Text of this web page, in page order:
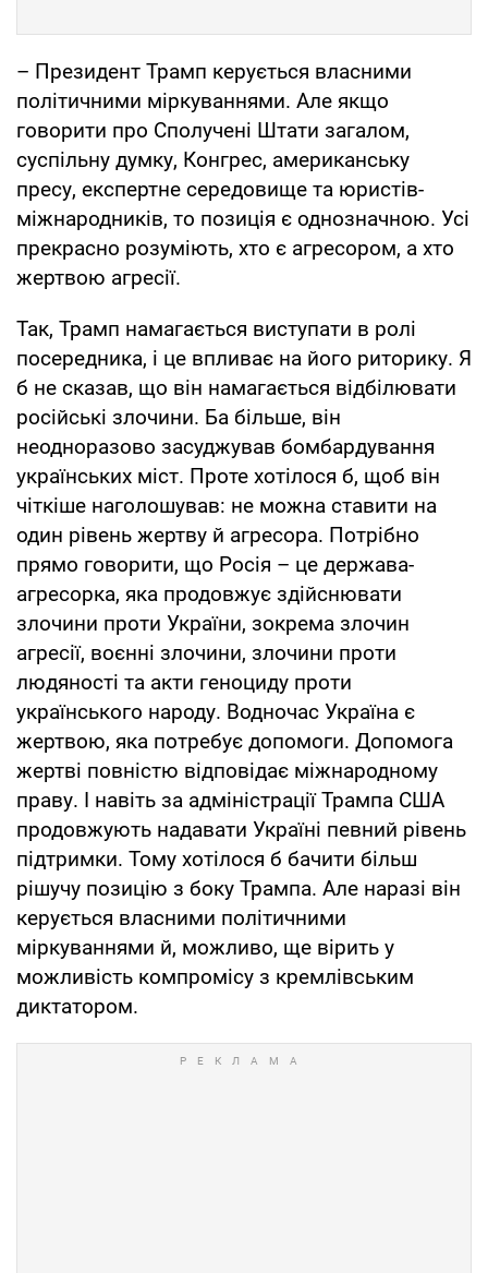
– Президент Трамп керується власними
політичними міркуваннями. Але якщо
говорити про Сполучені Штати загалом,
суспільну думку, Конгрес, американську
пресу, експертне середовище та юристів-
міжнародників, то позиція є однозначною. Усі
прекрасно розуміють, хто є агресором, а хто
жертвою агресії.
Так, Трамп намагається виступати в ролі
посередника, і це впливає на його риторику. Я
б не сказав, що він намагається відбілювати
російські злочини. Ба більше, він
неодноразово засуджував бомбардування
українських міст. Проте хотілося б, щоб він
чіткіше наголошував: не можна ставити на
один рівень жертву й агресора. Потрібно
прямо говорити, що Росія – це держава-
агресорка, яка продовжує здійснювати
злочини проти України, зокрема злочин
агресії, воєнні злочини, злочини проти
людяності та акти геноциду проти
українського народу. Водночас Україна є
жертвою, яка потребує допомоги. Допомога
жертві повністю відповідає міжнародному
праву. І навіть за адміністрації Трампа США
продовжують надавати Україні певний рівень
підтримки. Тому хотілося б бачити більш
рішучу позицію з боку Трампа. Але наразі він
керується власними політичними
міркуваннями й, можливо, ще вірить у
можливість компромісу з кремлівським
диктатором.